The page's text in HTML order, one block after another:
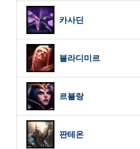
카사딘
블라디미르
르블랑
판테온